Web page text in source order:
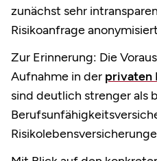
zunächst sehr
Risikoanfrage
Zur Erinnerung: Die
Aufnahme in der privaten
sind deutlich strenger als